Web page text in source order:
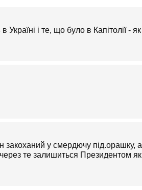
і те, що було в Капітолії - як
закоханий у смердючу під.орашку, а
те залишиться Президентом як